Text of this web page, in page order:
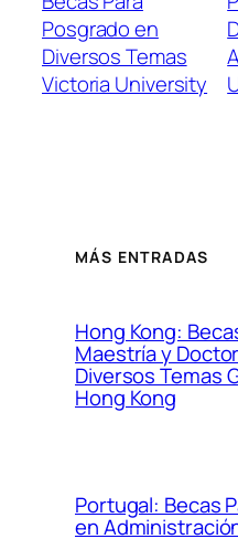
Posgrado en
Diversos Temas
Victoria University
MÁS ENTRADAS
Hong Kong:
Maestría y
Diversos Temas
Hong Kong
Portugal: Becas
en